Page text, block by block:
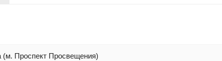
(м. Проспект Просвещения)